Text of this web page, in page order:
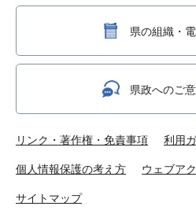
県の組織・
県政へのご
リンク・著作権・免責事項 利用
個人情報保護の考え方 ウェブア
サイトマップ